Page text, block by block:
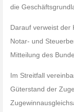
die
Darauf verweist der
Notar- und
Mitteilung des
Im Streitfall
Güterstand der